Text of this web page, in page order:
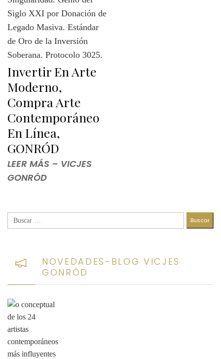
Invertir En Arte
Moderno,
Compra Arte
Contemporáneo
En Línea,
GONRÓD
LEER MÁS – VICJES
GONRÓD
Buscar:
NOVEDADES-BLOG VICJES
GONRÓD